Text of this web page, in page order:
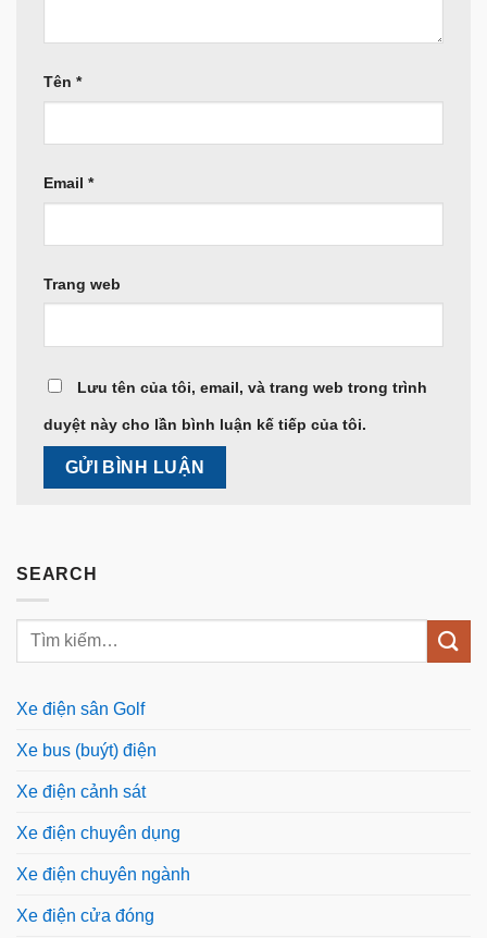
Tên *
Email *
Trang web
Lưu tên của tôi, email, và trang web trong trình
duyệt này cho lần bình luận kế tiếp của tôi.
SEARCH
Xe điện sân Golf
Xe bus (buýt) điện
Xe điện cảnh sát
Xe điện chuyên dụng
Xe điện chuyên ngành
Xe điện cửa đóng